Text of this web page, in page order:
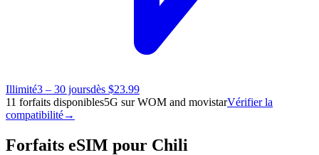
Illimité3 – 30 joursdès $23.99
11 forfaits disponibles5G sur WOM and movistarVérifier la
compatibilité→
Forfaits eSIM pour Chili